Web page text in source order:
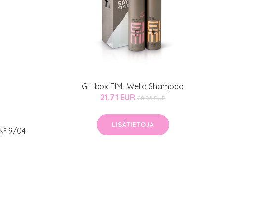
9/04
Giftbox EIMI, Wella Shampoo
21.71 EUR 28.95 EUR
LISÄTIETOJA